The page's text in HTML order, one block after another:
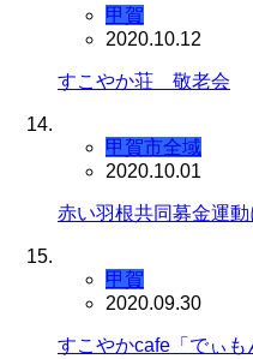
甲賀
2020.10.12
すこやか荘 敬老会
甲賀市全域
2020.10.01
赤い羽根共同募金運
甲賀
2020.09.30
すこやかcafe「でぃも